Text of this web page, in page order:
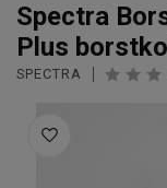
Spectra
Plus
SPECTRA